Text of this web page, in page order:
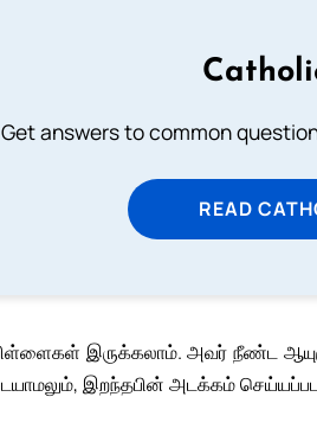
Get answers to common
READ
பிள்ளைகள் இருக்கலாம். அவர் நீண்ட
இறந்தபின் அடக்கம்